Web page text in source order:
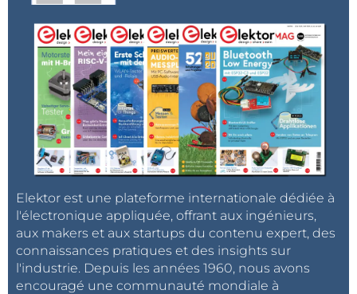
Elektor est une plateforme internationale dédiée à
l'électronique appliquée, offrant aux ingénieurs,
aux makers et aux startups du contenu expert, des
connaissances pratiques et des insights sur
l'industrie. Depuis les années 1960, nous avons
encouragé une communauté mondiale à